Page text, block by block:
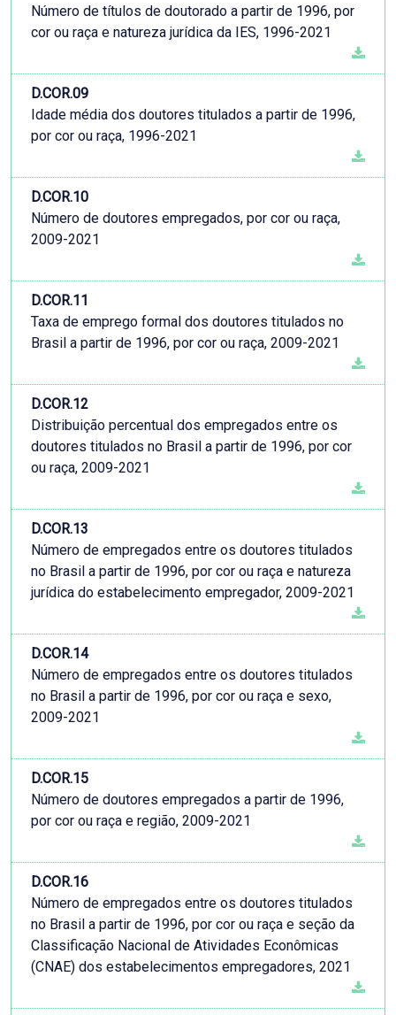
Número de títulos de doutorado a partir de 1996, por
cor ou raça e natureza jurídica da IES, 1996-2021
D.COR.09
Idade média dos doutores titulados a partir de 1996,
por cor ou raça, 1996-2021
D.COR.10
Número de doutores empregados, por cor ou raça,
2009-2021
D.COR.11
Taxa de emprego formal dos doutores titulados no
Brasil a partir de 1996, por cor ou raça, 2009-2021
D.COR.12
Distribuição percentual dos empregados entre os
doutores titulados no Brasil a partir de 1996, por cor
ou raça, 2009-2021
D.COR.13
Número de empregados entre os doutores titulados
no Brasil a partir de 1996, por cor ou raça e natureza
jurídica do estabelecimento empregador, 2009-2021
D.COR.14
Número de empregados entre os doutores titulados
no Brasil a partir de 1996, por cor ou raça e sexo,
2009-2021
D.COR.15
Número de doutores empregados a partir de 1996,
por cor ou raça e região, 2009-2021
D.COR.16
Número de empregados entre os doutores titulados
no Brasil a partir de 1996, por cor ou raça e seção da
Classificação Nacional de Atividades Econômicas
(CNAE) dos estabelecimentos empregadores, 2021